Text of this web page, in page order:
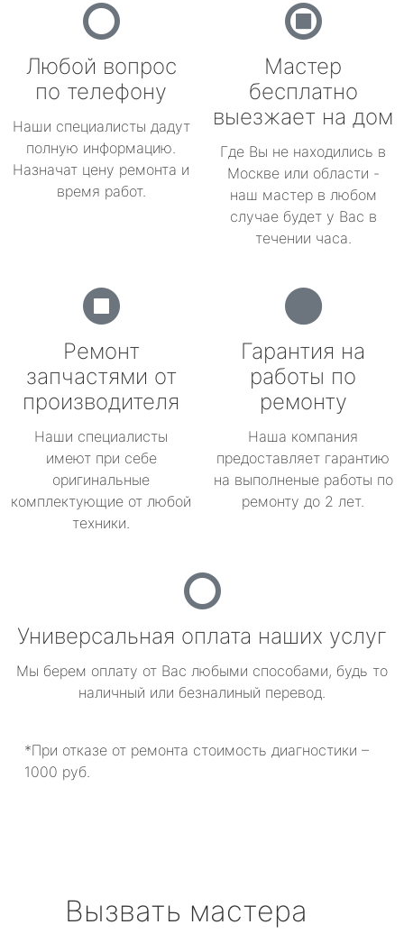
Любой вопрос
по телефону
Наши специалисты дадут
полную информацию.
Назначат цену ремонта и
время работ.
Мастер
бесплатно
выезжает на дом
Где Вы не находились в
Москве или области -
наш мастер в любом
случае будет у Вас в
течении часа.
Ремонт
запчастями от
производителя
Наши специалисты
имеют при себе
оригинальные
комплектующие от любой
техники.
Гарантия на
работы по
ремонту
Наша компания
предоставляет гарантию
на выполненые работы по
ремонту до 2 лет.
Универсальная оплата наших услуг
Мы берем оплату от Вас любыми способами, будь то
наличный или безналиный перевод.
*При отказе от ремонта стоимость диагностики –
1000 руб.
Вызвать мастера